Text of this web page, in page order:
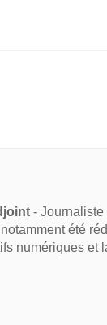
-
été
numériques